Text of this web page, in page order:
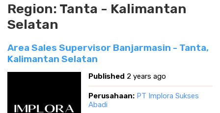
Region: Tanta - Kalimantan
Selatan
Area Sales Supervisor Banjarmasin - Tanta,
Kalimantan Selatan
Published 2 years ago
Perusahaan: PT Implora Sukses
Abadi